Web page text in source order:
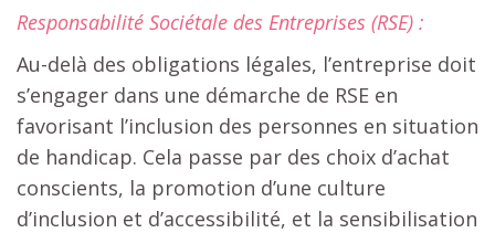
Responsabilité Sociétale des Entreprises (RSE) :
Au-delà des obligations légales, l’entreprise doit
s’engager dans une démarche de RSE en
favorisant l’inclusion des personnes en situation
de handicap. Cela passe par des choix d’achat
conscients, la promotion d’une culture
d’inclusion et d’accessibilité, et la sensibilisation